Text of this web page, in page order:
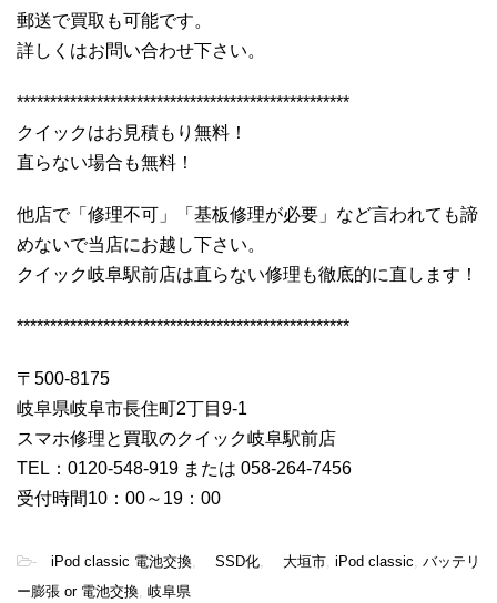
郵送で買取も可能です。
詳しくはお問い合わせ下さい。
**************************************************
クイックはお見積もり無料！
直らない場合も無料！
他店で「修理不可」「基板修理が必要」など言われても諦
めないで当店にお越し下さい。
クイック岐阜駅前店は直らない修理も徹底的に直します！
**************************************************
〒500-8175
岐阜県岐阜市長住町2丁目9-1
スマホ修理と買取のクイック岐阜駅前店
TEL：0120-548-919 または 058-264-7456
受付時間10：00～19：00
- iPod classic 電池交換 SSD化 大垣市 iPod classic バッテリ
ー膨張 or 電池交換 岐阜県